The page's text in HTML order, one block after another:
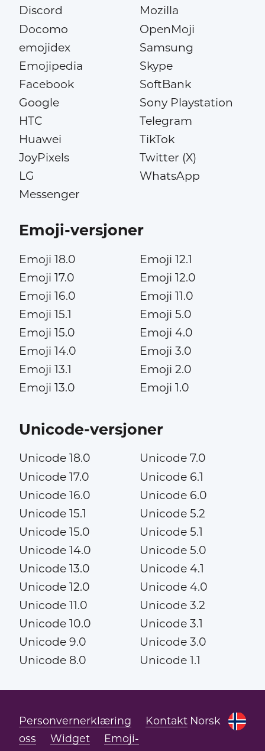
Discord
Docomo
emojidex
Emojipedia
Facebook
Google
HTC
Huawei
JoyPixels
LG
Messenger
Mozilla
OpenMoji
Samsung
Skype
SoftBank
Sony Playstation
Telegram
TikTok
Twitter (X)
WhatsApp
Emoji-versjoner
Emoji 18.0
Emoji 17.0
Emoji 16.0
Emoji 15.1
Emoji 15.0
Emoji 14.0
Emoji 13.1
Emoji 13.0
Emoji 12.1
Emoji 12.0
Emoji 11.0
Emoji 5.0
Emoji 4.0
Emoji 3.0
Emoji 2.0
Emoji 1.0
Unicode-versjoner
Unicode 18.0
Unicode 17.0
Unicode 16.0
Unicode 15.1
Unicode 15.0
Unicode 14.0
Unicode 13.0
Unicode 12.0
Unicode 11.0
Unicode 10.0
Unicode 9.0
Unicode 8.0
Unicode 7.0
Unicode 6.1
Unicode 6.0
Unicode 5.2
Unicode 5.1
Unicode 5.0
Unicode 4.1
Unicode 4.0
Unicode 3.2
Unicode 3.1
Unicode 3.0
Unicode 1.1
Norsk
Personvernerklæring
Kontakt
oss
Widget
Emoji-